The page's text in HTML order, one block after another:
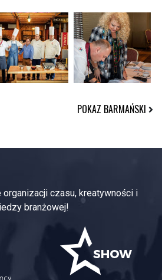
POKAZ BARMAŃSKI
czasu, kreatywności i
branżowej!